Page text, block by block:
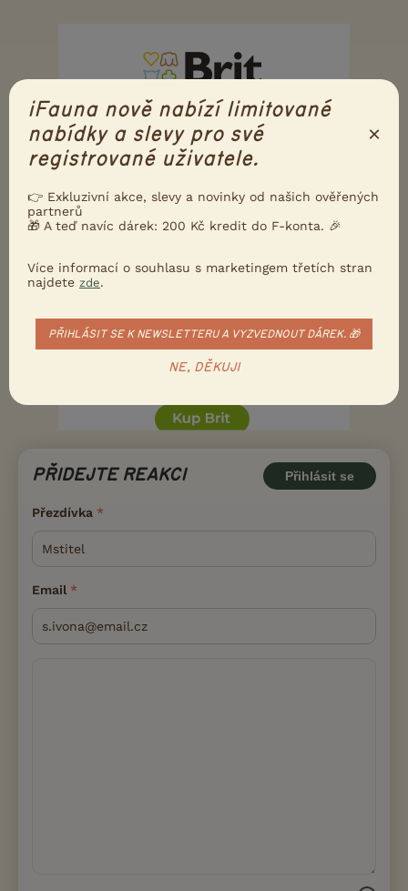
PŘIDEJTE REAKCI Přihlásit se
Přezdívka
Email
iFauna nově nabízí limitované
nabídky a slevy pro své
registrované uživatele.
×
👉 Exkluzivní akce, slevy a novinky od našich ověřených
partnerů
🎁 A teď navíc dárek: 200 Kč kredit do F-konta. 🎉
Více informací o souhlasu s marketingem třetích stran
najdete zde.
PŘIHLÁSIT SE K NEWSLETTERU A VYZVEDNOUT DÁREK. 🎁
NE, DĚKUJI